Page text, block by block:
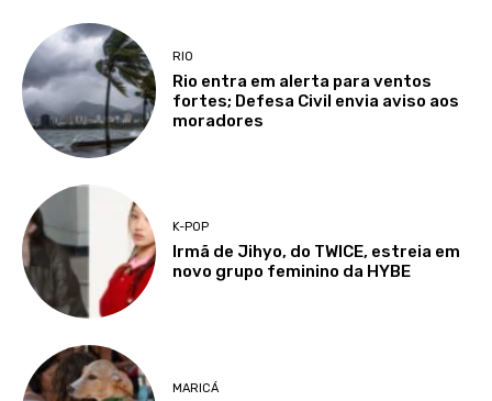
RIO
Rio entra em alerta para ventos
fortes; Defesa Civil envia aviso aos
moradores
K-POP
Irmã de Jihyo, do TWICE, estreia em
novo grupo feminino da HYBE
MARICÁ